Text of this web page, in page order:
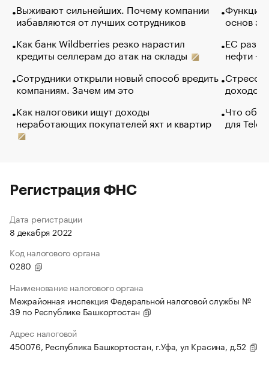
Выживают сильнейших. Почему компании
избавляются от лучших сотрудников
Как банк Wildberries резко нарастил
кредиты селлерам до атак на склады
Сотрудники открыли новый способ вредить
компаниям. Зачем им это
Как налоговики ищут доходы
неработающих покупателей яхт и квартир
Функции
основ
ЕС
нефти —
Стресс
доходов
Что
для
Регистрация ФНС
Дата регистрации
8 декабря 2022
Код налогового органа
0280
Наименование налогового органа
Межрайонная инспекция Федеральной налоговой службы №
39 по Республике Башкортостан
Адрес налоговой
450076, Республика Башкортостан, г.Уфа, ул Красина, д.52